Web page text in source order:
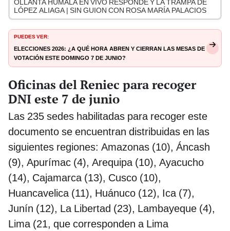
OLLANTA HUMALA EN VIVO RESPONDE Y LA TRAMPA DE
LÓPEZ ALIAGA | SIN GUION CON ROSA MARÍA PALACIOS
PUEDES VER:
Elecciones 2026: ¿A qué hora abren y cierran las mesas de
votación este domingo 7 de junio?
Oficinas del Reniec para recoger
DNI este 7 de junio
Las 235 sedes habilitadas para recoger este
documento se encuentran distribuidas en las
siguientes regiones: Amazonas (10), Áncash
(9), Apurímac (4), Arequipa (10), Ayacucho
(14), Cajamarca (13), Cusco (10),
Huancavelica (11), Huánuco (12), Ica (7),
Junín (12), La Libertad (23), Lambayeque (4),
Lima (21, que corresponden a Lima